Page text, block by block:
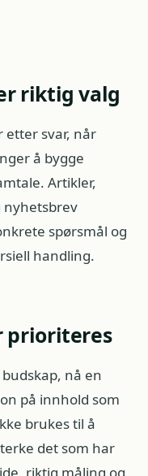
riktig valg
etter svar, når
å bygge
Artikler,
nyhetsbrev
spørsmål og
handling.
prioriteres
nå en
på innhold som
brukes til å
det som har
riktig måling og